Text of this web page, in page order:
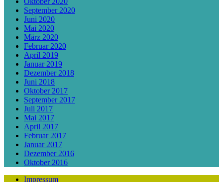
September 2020
Juni 2020
Mai 2020
März 2020
Februar 2020
April 2019
Januar 2019
Dezember 2018
Juni 2018
Oktober 2017
September 2017
Juli 2017
Mai 2017
April 2017
Februar 2017
Januar 2017
Dezember 2016
Oktober 2016
Impressum